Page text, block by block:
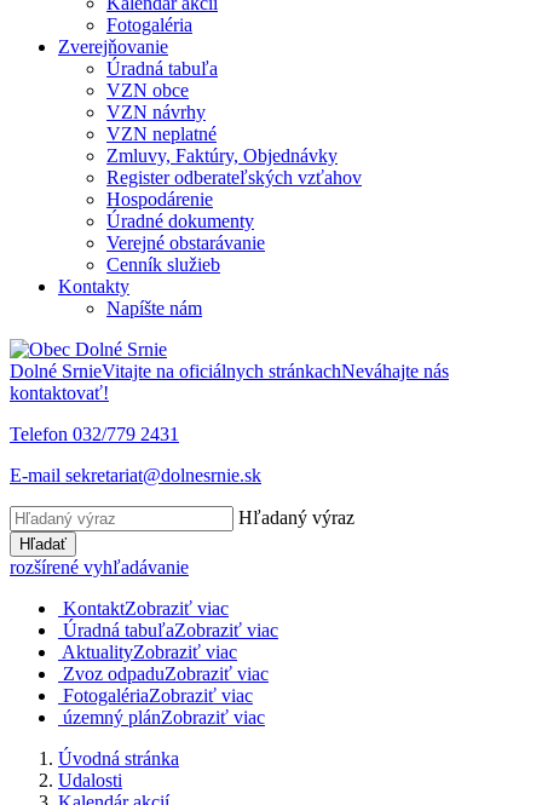
Fotogaléria
Zverejňovanie
Úradná tabuľa
VZN obce
VZN návrhy
VZN neplatné
Zmluvy, Faktúry, Objednávky
Register odberateľských vzťahov
Hospodárenie
Úradné dokumenty
Verejné obstarávanie
Cenník služieb
Kontakty
Napíšte nám
Dolné SrnieVitajte na oficiálnych stránkachNeváhajte nás
kontaktovať!
Telefon 032/779 2431
E-mail sekretariat@dolnesrnie.sk
Hľadaný výraz
Hľadať
rozšírené vyhľadávanie
KontaktZobraziť viac
Úradná tabuľaZobraziť viac
AktualityZobraziť viac
Zvoz odpaduZobraziť viac
FotogalériaZobraziť viac
územný plánZobraziť viac
Úvodná stránka
Udalosti